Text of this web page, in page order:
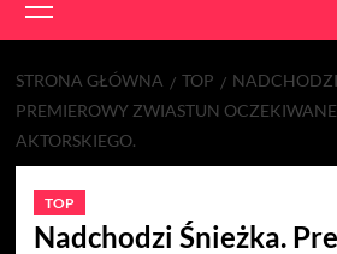
Menu
STRONA GŁÓWNA TOP
PREMIEROWY ZWIASTUN
AKTORSKIEGO.
TOP
Nadchodzi Śnieżka.